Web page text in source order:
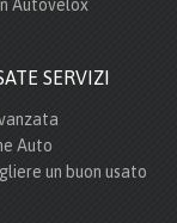
Autovelox
SERVIZI
Auto
un buon usato